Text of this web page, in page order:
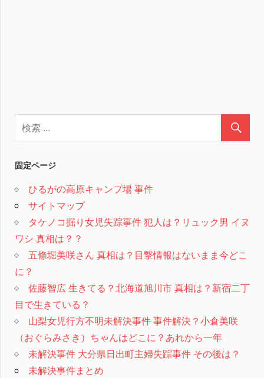
固定ページ
ひるがの高原キャンプ場 事件
サイトマップ
タケノコ掘り女児失踪事件 犯人は？リュック男 イヌ
ワシ 真相は？？
五條堀美咲さん 真相は？目撃情報はないまま今どこ
に？
佐藤智広 生きてる？北海道旭川市 真相は？新宿二丁
目で生きている？
山梨女児行方不明未解決事件 事件解決？小倉美咲
（おぐらみさき）ちゃんはどこに？あれから一年
未解決事件 大分県日出町主婦失踪事件 その後は？
未解決事件まとめ